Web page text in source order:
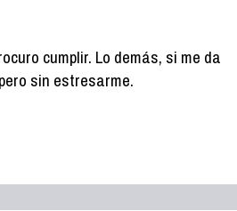
cumplir. Lo demás, si me da
sin estresarme.